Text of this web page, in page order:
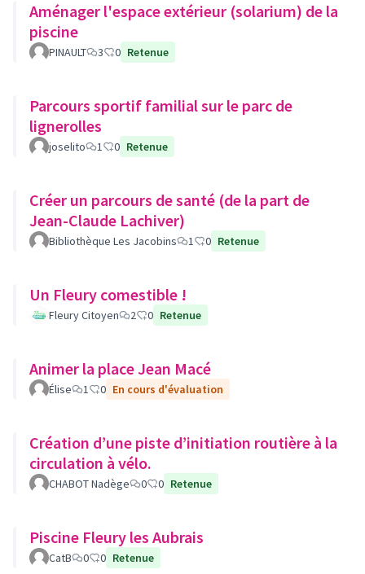
Aménager l'espace extérieur (solarium) de la
piscine
PINAULT 3 0 Retenue
Parcours sportif familial sur le parc de
lignerolles
joselito 1 0 Retenue
Créer un parcours de santé (de la part de
Jean-Claude Lachiver)
Bibliothèque Les Jacobins 1 0 Retenue
Un Fleury comestible !
Fleury Citoyen 2 0 Retenue
Animer la place Jean Macé
Élise 1 0 En cours d'évaluation
Création d’une piste d’initiation routière à la
circulation à vélo.
CHABOT Nadège 0 0 Retenue
Piscine Fleury les Aubrais
CatB 0 0 Retenue